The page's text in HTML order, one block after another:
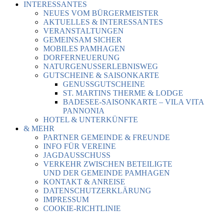
INTERESSANTES
NEUES VOM BÜRGERMEISTER
AKTUELLES & INTERESSANTES
VERANSTALTUNGEN
GEMEINSAM SICHER
MOBILES PAMHAGEN
DORFERNEUERUNG
NATURGENUSSERLEBNISWEG
GUTSCHEINE & SAISONKARTE
GENUSSGUTSCHEINE
ST. MARTINS THERME & LODGE
BADESEE-SAISONKARTE – VILA VITA
PANNONIA
HOTEL & UNTERKÜNFTE
& MEHR
PARTNER GEMEINDE & FREUNDE
INFO FÜR VEREINE
JAGDAUSSCHUSS
VERKEHR ZWISCHEN BETEILIGTE
UND DER GEMEINDE PAMHAGEN
KONTAKT & ANREISE
DATENSCHUTZERKLÄRUNG
IMPRESSUM
COOKIE-RICHTLINIE